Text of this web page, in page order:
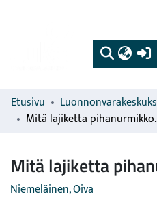
Etusivu
Mitä
Mitä lajiketta
Niemeläinen, Oiva